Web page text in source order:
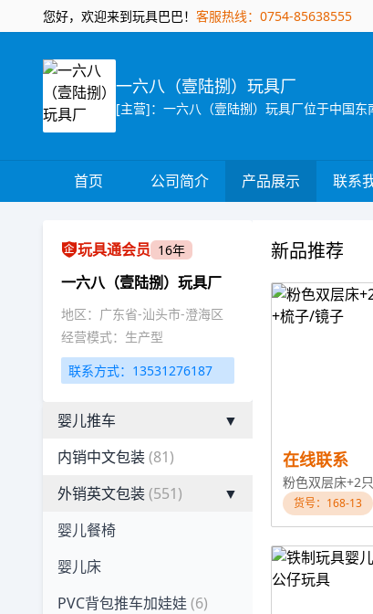
您好，欢迎来到玩具巴巴！ 客服热线：0754-85638555
一六八（壹陆捌）玩具厂
首页 公司简介 产品展示 联系
玩具通会员 16年
一六八（壹陆捌）玩具厂
地区：广东省-汕头市-澄海区
经营模式：生产型
联系方式：13531276187
婴儿推车
▼
内销中文包装(81)
外销英文包装(551)
▼
婴儿餐椅
婴儿床
PVC背包推车加娃娃 (6)
新品推荐
在线联系
货号：168-13